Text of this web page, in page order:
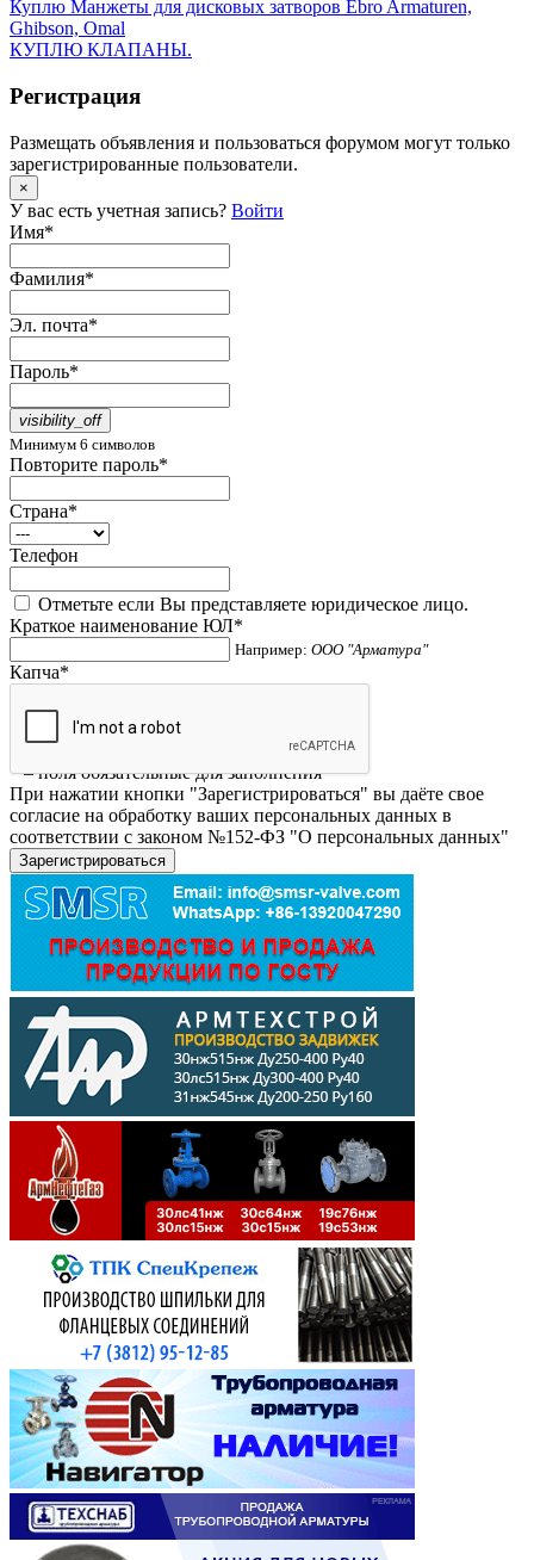
Куплю Манжеты для дисковых затворов Ebro Armaturen,
Ghibson, Omal
КУПЛЮ КЛАПАНЫ.
Регистрация
Размещать объявления и пользоваться форумом могут только
зарегистрированные пользователи.
×
У вас есть учетная запись? Войти
Имя*
Фамилия*
Эл. почта*
Пароль*
visibility_off
Минимум 6 символов
Повторите пароль*
Страна*
Телефон
Отметьте если Вы представляете юридическое лицо.
Краткое наименование ЮЛ*
Например: ООО "Арматура"
Капча*
*– поля обязательные для заполнения
При нажатии кнопки "Зарегистрироваться" вы даёте свое
согласие на обработку ваших персональных данных в
соответствии с законом №152-ФЗ "О персональных данных"
Зарегистрироваться